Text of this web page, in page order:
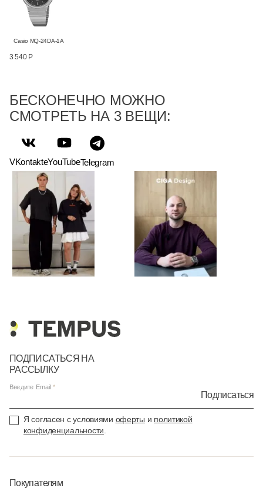
Casio MQ-24DA-1A
3 540 Р
БЕСКОНЕЧНО МОЖНО
СМОТРЕТЬ НА 3 ВЕЩИ:
VKontakteYouTubeTelegram
ПОДПИСАТЬСЯ НА
РАССЫЛКУ
Введите Email
Подписаться
Я согласен с условиями оферты и политикой
конфиденциальности
Покупателям